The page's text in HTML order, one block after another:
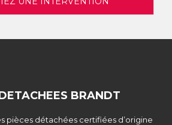
BRANDT
pièces détachées certifiées d’origine